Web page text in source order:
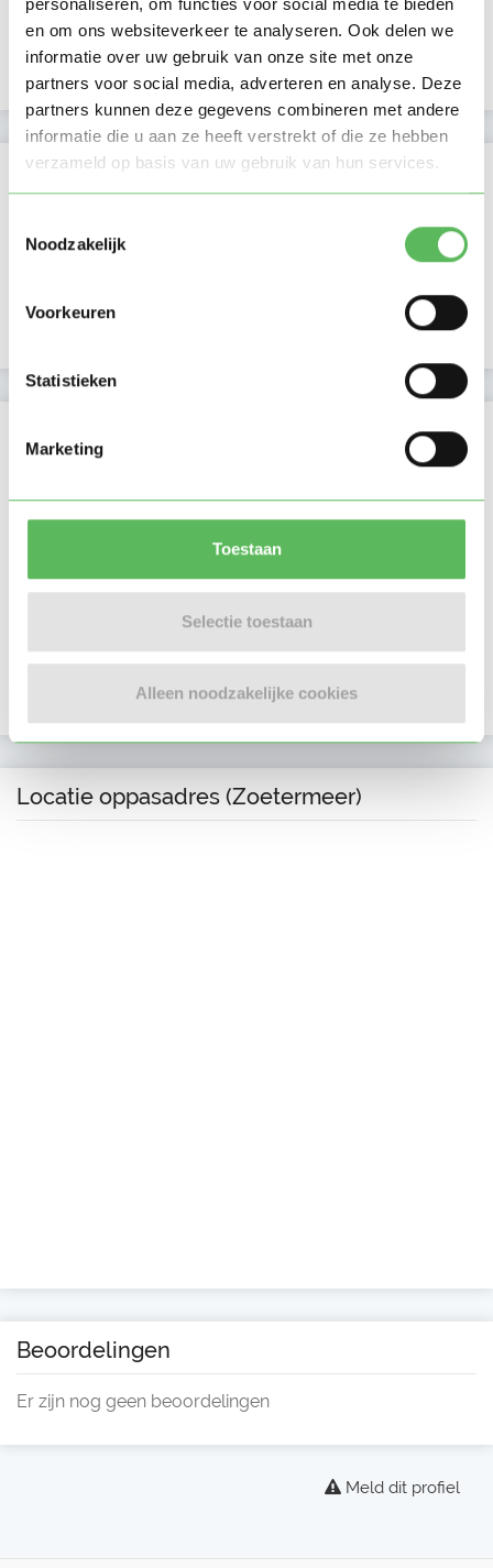
en om ons websiteverkeer te analyseren. Ook delen we
informatie over uw gebruik van onze site met onze
partners voor social media, adverteren en analyse. Deze
partners kunnen deze gegevens combineren met andere
informatie die u aan ze heeft verstrekt of die ze hebben
verzameld op basis van uw gebruik van hun services.
Noodzakelijk
Voorkeuren
Statistieken
Marketing
Toestaan
Selectie toestaan
Alleen noodzakelijke cookies
Avond
NIEUW
Activiteit op Oppasland
07-02-2025
Google is gekoppeld
In het bezit van een VOG per 03 januari 2024
Locatie oppasadres (Zoetermeer)
Beoordelingen
Er zijn nog geen beoordelingen
Meld dit profiel